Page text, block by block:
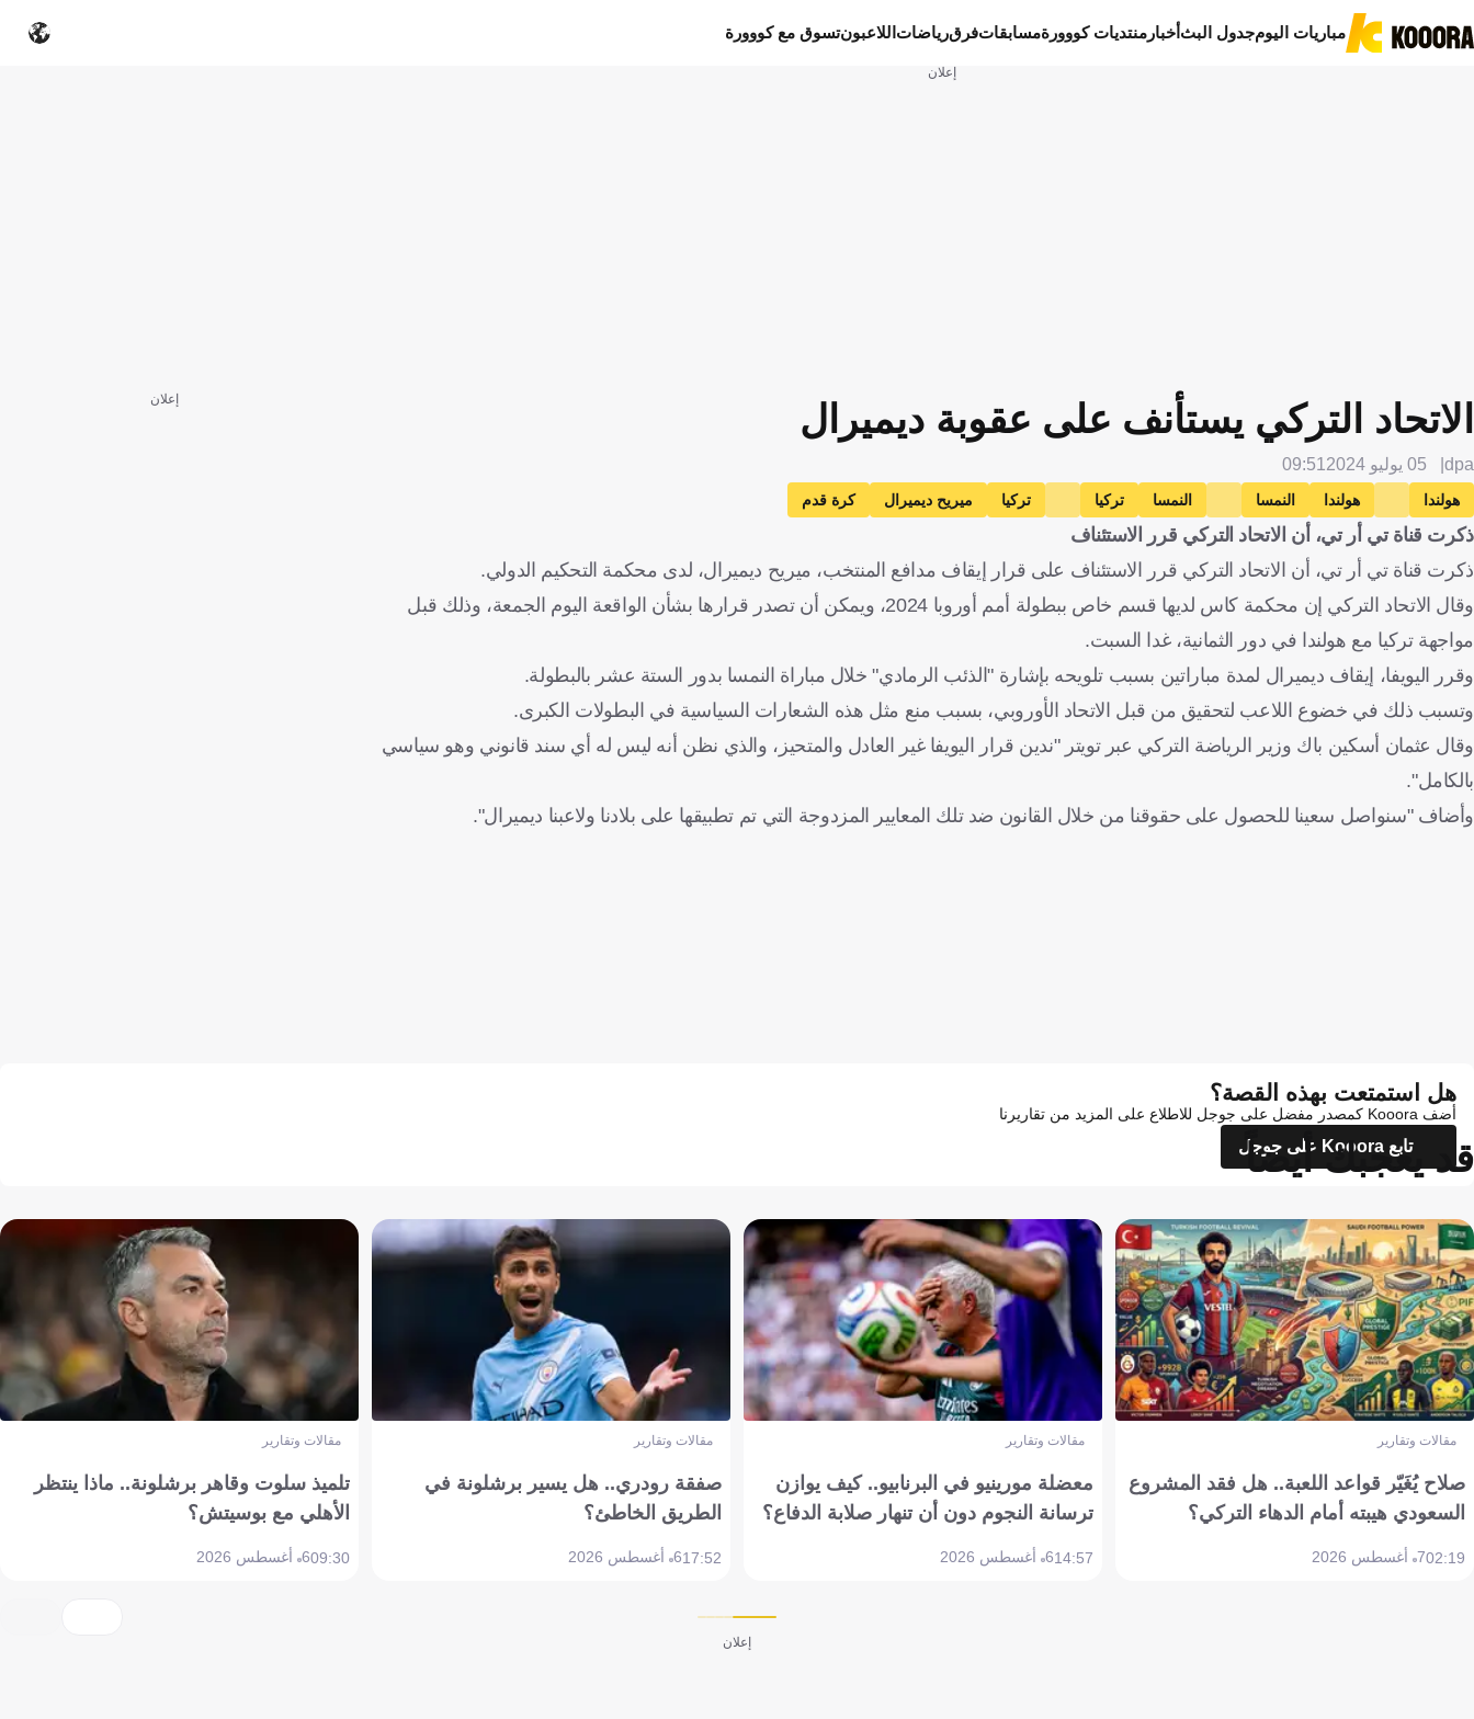
مباريات اليومجدول البثأخبار منتديات كووورةمسابقاتفرقرياضات اللاعبونتسوق مع كووورة
إعلان
الاتحاد التركي يستأنف على عقوبة ديميرال
dpa 05 يوليو 2024 09:51
هولندا هولندا النمسا النمسا تركيا تركيا ميريح ديميرال كرة قدم
ذكرت قناة تي أر تي، أن الاتحاد التركي قرر الاستئناف
ذكرت قناة تي أر تي، أن الاتحاد التركي قرر الاستئناف على قرار إيقاف مدافع المنتخب، ميريح ديميرال، لدى محكمة التحكيم الدولي.
وقال الاتحاد التركي إن محكمة كاس لديها قسم خاص ببطولة أمم أوروبا 2024، ويمكن أن تصدر قرارها بشأن الواقعة اليوم الجمعة، وذلك قبل
مواجهة تركيا مع هولندا في دور الثمانية، غدا السبت.
وقرر اليويفا، إيقاف ديميرال لمدة مباراتين بسبب تلويحه بإشارة "الذئب الرمادي" خلال مباراة النمسا بدور الستة عشر بالبطولة.
وتسبب ذلك في خضوع اللاعب لتحقيق من قبل الاتحاد الأوروبي، بسبب منع مثل هذه الشعارات السياسية في البطولات الكبرى.
وقال عثمان أسكين باك وزير الرياضة التركي عبر تويتر "ندين قرار اليويفا غير العادل والمتحيز، والذي نظن أنه ليس له أي سند قانوني وهو سياسي
بالكامل".
وأضاف "سنواصل سعينا للحصول على حقوقنا من خلال القانون ضد تلك المعايير المزدوجة التي تم تطبيقها على بلادنا ولاعبنا ديميرال".
إعلان
هل استمتعت بهذه القصة؟
أضف Kooora كمصدر مفضل على جوجل للاطلاع على المزيد من تقاريرنا
تابع Kooora على جوجل
قد يعجبك أيضاً
مقالات وتقارير
صلاح يُغَيّر قواعد اللعبة.. هل فقد المشروع
السعودي هيبته أمام الدهاء التركي؟
02:197 أغسطس 2026
مقالات وتقارير
معضلة مورينيو في البرنابيو.. كيف يوازن
ترسانة النجوم دون أن تنهار صلابة الدفاع؟
14:576 أغسطس 2026
مقالات وتقارير
صفقة رودري.. هل يسير برشلونة في
الطريق الخاطئ؟
17:526 أغسطس 2026
مقالات وتقارير
تلميذ سلوت وقاهر برشلونة.. ماذا ينتظر
الأهلي مع بوسيتش؟
09:306 أغسطس 2026
إعلان